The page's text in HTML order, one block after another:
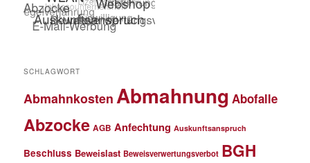
SCHLAGWORT
Abmahnkosten Abmahnung Abofalle
Abzocke AGB Anfechtung Auskunftsanspruch
Beschluss Beweislast Beweisverwertungsverbot BGH